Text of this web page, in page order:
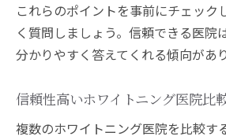
これらのポイントを事前にチェック
く質問しましょう。信頼できる医院
分かりやすく答えてくれる傾向があり
信頼性高いホワイトニング医院比
複数のホワイトニング医院を比較す